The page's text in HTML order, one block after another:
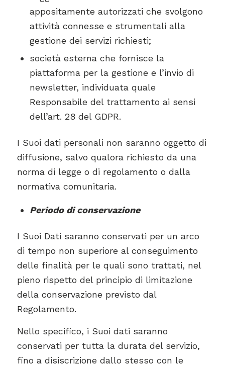
appositamente autorizzati che svolgono
attività connesse e strumentali alla
gestione dei servizi richiesti;
società esterna che fornisce la
piattaforma per la gestione e l’invio di
newsletter, individuata quale
Responsabile del trattamento ai sensi
dell’art. 28 del GDPR.
I Suoi dati personali non saranno oggetto di
diffusione, salvo qualora richiesto da una
norma di legge o di regolamento o dalla
normativa comunitaria.
Periodo di conservazione
I Suoi Dati saranno conservati per un arco
di tempo non superiore al conseguimento
delle finalità per le quali sono trattati, nel
pieno rispetto del principio di limitazione
della conservazione previsto dal
Regolamento.
Nello specifico, i Suoi dati saranno
conservati per tutta la durata del servizio,
fino a disiscrizione dallo stesso con le